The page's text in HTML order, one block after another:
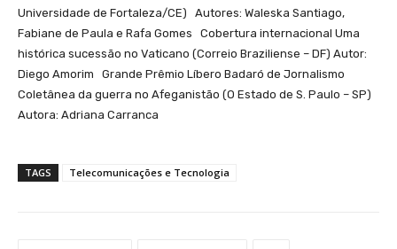
Universidade de Fortaleza/CE) Autores: Waleska Santiago,
Fabiane de Paula e Rafa Gomes Cobertura internacional Uma
histórica sucessão no Vaticano (Correio Braziliense – DF) Autor:
Diego Amorim Grande Prêmio Líbero Badaró de Jornalismo
Coletânea da guerra no Afeganistão (O Estado de S. Paulo – SP)
Autora: Adriana Carranca
TAGS Telecomunicações e Tecnologia